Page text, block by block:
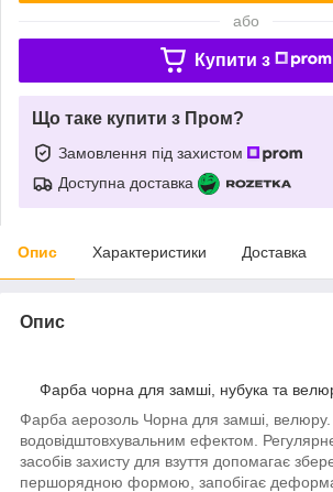
або
Купити з
Що таке купити з Пром?
Замовлення під захистом
Доступна доставка
Опис Характеристики Доставка
Опис
Фарба чорна для замші, нубука та
Фарба аерозоль Чорна для замші, велюру.
водовідштовхувальним ефектом.
засобів захисту для взуття допомагає
першорядною формою, запобігає